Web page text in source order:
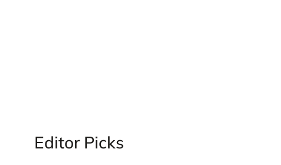
Editor Picks